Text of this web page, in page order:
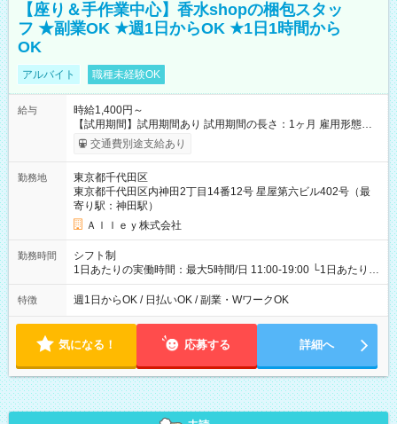
【座り＆手作業中心】香水shopの梱包スタッ
フ ★副業OK ★週1日からOK ★1日1時間から
OK
アルバイト 職種未経験OK
給与
時給1,400円～
【試用期間】試用期間あり 試用期間の長さ：1ヶ月 雇用形態、
給与は本採用時と同じです。
交通費別途支給あり
勤務地
東京都千代田区
東京都千代田区内神田2丁目14番12号 星屋第六ビル402号（最
寄り駅：神田駅）
Ａｌｌｅｙ株式会社
勤務時間
シフト制
1日あたりの実働時間：最大5時間/日 11:00-19:00 └1日あたりの
実働時間：1-5時間 └上記の時間帯内であれば、いつでも勤務可
能！ └平日・土曜日の中で、お好きな曜日でご勤務いただけま
18:00 などのように、自由な働き方が可能なお仕事です！
特徴 週1日からOK / 日払いOK / 副業・WワークOK
気になる！ 応募する 詳細へ